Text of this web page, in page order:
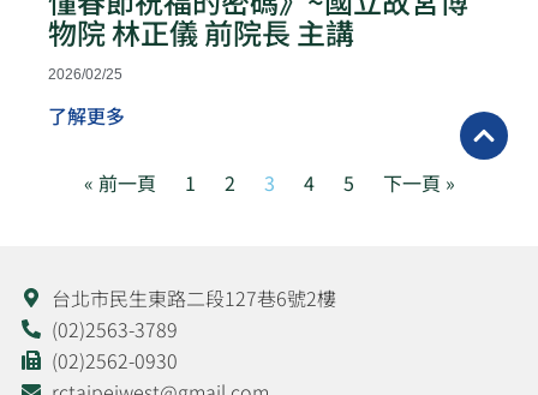
物院 林正儀 前院長 主講
2026/02/25
了解更多
« 前一頁 1 2 3 4 5 下一頁 »
台北市民生東路二段127巷6號2樓
(02)2563-3789
(02)2562-0930